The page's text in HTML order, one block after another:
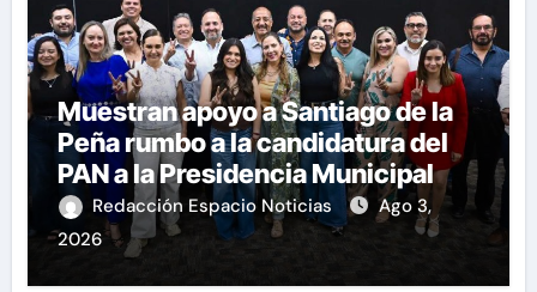
Muestran apoyo a Santiago de la
Peña rumbo a la candidatura del
PAN a la Presidencia Municipal
Redacción Espacio Noticias
Ago 3,
2026